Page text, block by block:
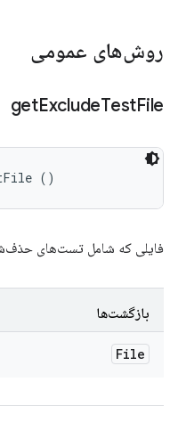
روش‌های عمومی
getExcludeTestFile
()
فایلی که شامل تست‌های
بازگشت‌ها
File